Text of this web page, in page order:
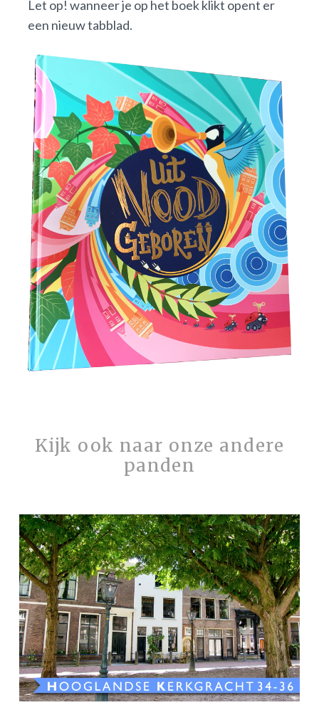
Let op! wanneer je op het boek klikt opent er
een nieuw tabblad.
Kijk ook naar onze andere
panden